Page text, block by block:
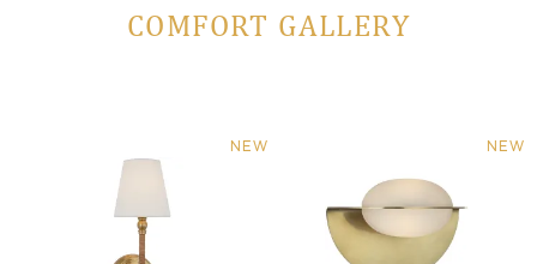
COMFORT GALLERY
NEW NEW